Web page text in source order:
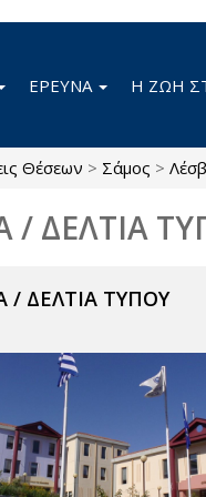
ΕΡΕΥΝΑ Η ΖΩΗ
Θέσεων > Σάμος >
/ ΔΕΛΤΙΑ
/ ΔΕΛΤΙΑ ΤΥΠΟΥ